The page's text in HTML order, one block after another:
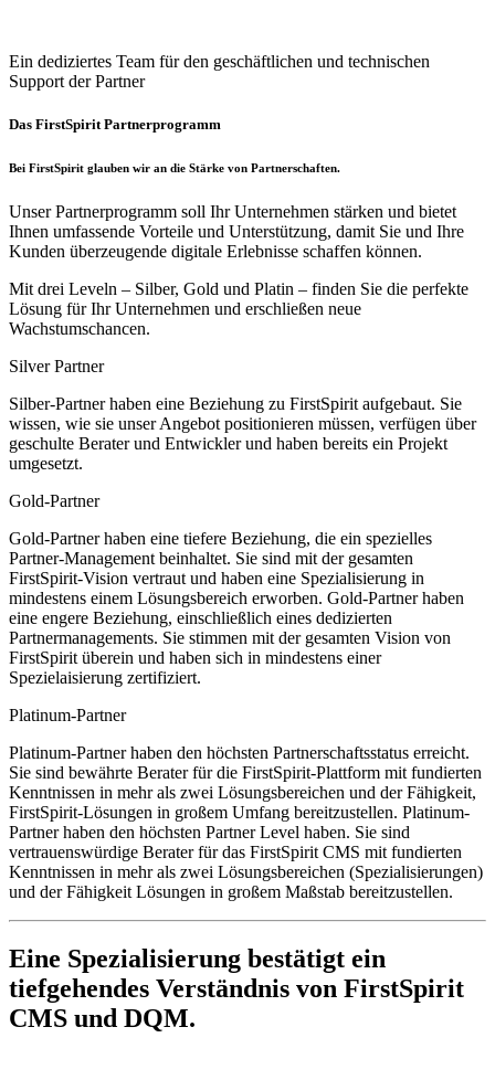
Ein dediziertes Team für den geschäftlichen und technischen
Support der Partner
Das FirstSpirit Partnerprogramm
Bei FirstSpirit glauben wir an die Stärke von Partnerschaften.
Unser Partnerprogramm soll Ihr Unternehmen stärken und bietet
Ihnen umfassende Vorteile und Unterstützung, damit Sie und Ihre
Kunden überzeugende digitale Erlebnisse schaffen können.
Mit drei Leveln – Silber, Gold und Platin – finden Sie die perfekte
Lösung für Ihr Unternehmen und erschließen neue
Wachstumschancen.
Silver Partner
Silber-Partner haben eine Beziehung zu FirstSpirit aufgebaut. Sie
wissen, wie sie unser Angebot positionieren müssen, verfügen über
geschulte Berater und Entwickler und haben bereits ein Projekt
umgesetzt.
Gold-Partner
Gold-Partner haben eine tiefere Beziehung, die ein spezielles
Partner-Management beinhaltet. Sie sind mit der gesamten
FirstSpirit-Vision vertraut und haben eine Spezialisierung in
mindestens einem Lösungsbereich erworben. Gold-Partner haben
eine engere Beziehung, einschließlich eines dedizierten
Partnermanagements. Sie stimmen mit der gesamten Vision von
FirstSpirit überein und haben sich in mindestens einer
Spezielaisierung zertifiziert.
Platinum-Partner
Platinum-Partner haben den höchsten Partnerschaftsstatus erreicht.
Sie sind bewährte Berater für die FirstSpirit-Plattform mit fundierten
Kenntnissen in mehr als zwei Lösungsbereichen und der Fähigkeit,
FirstSpirit-Lösungen in großem Umfang bereitzustellen. Platinum-
Partner haben den höchsten Partner Level haben. Sie sind
vertrauenswürdige Berater für das FirstSpirit CMS mit fundierten
Kenntnissen in mehr als zwei Lösungsbereichen (Spezialisierungen)
und der Fähigkeit Lösungen in großem Maßstab bereitzustellen.
Eine Spezialisierung bestätigt ein
tiefgehendes Verständnis von FirstSpirit
CMS und DQM.